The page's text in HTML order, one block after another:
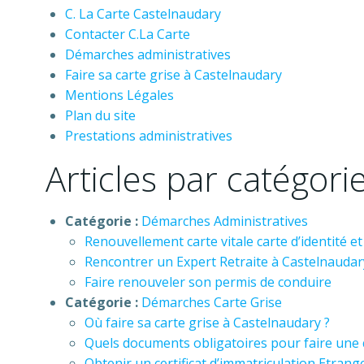
C. La Carte Castelnaudary
Contacter C.La Carte
Démarches administratives
Faire sa carte grise à Castelnaudary
Mentions Légales
Plan du site
Prestations administratives
Articles par
Catégorie : Démarches Administratives
Renouvellement carte vitale carte d’identité
Rencontrer un Expert Retraite à
Faire renouveler son permis de conduire
Catégorie : Démarches Carte Grise
Où faire sa carte grise à Castelnaudary ?
Quels documents obligatoires pour faire une